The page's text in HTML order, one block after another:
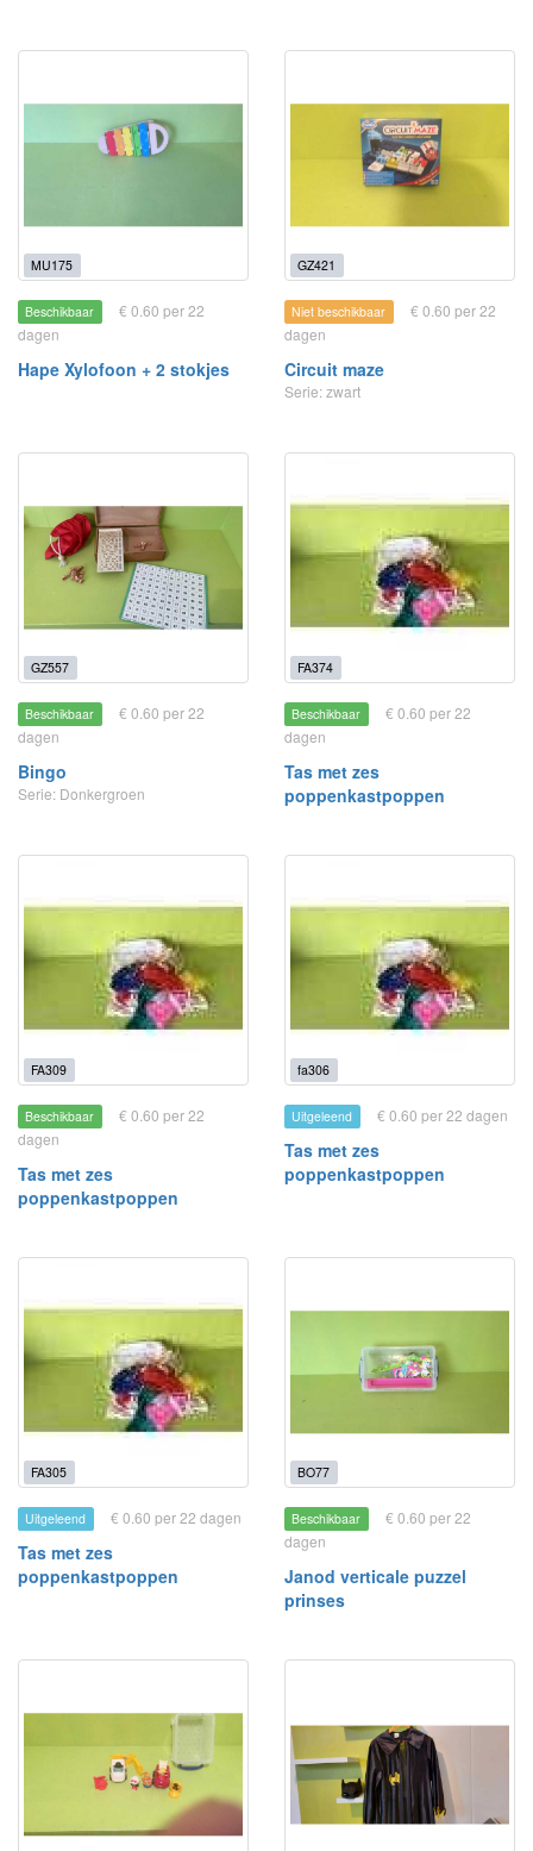
MU175
Beschikbaar
€ 0.60 per 22
dagen
Hape Xylofoon + 2 stokjes
GZ421
Niet beschikbaar
€ 0.60 per 22
dagen
Circuit maze
Serie: zwart
GZ557
Beschikbaar
€ 0.60 per 22
dagen
Bingo
Serie: Donkergroen
FA374
Beschikbaar
€ 0.60 per 22
dagen
Tas met zes
poppenkastpoppen
FA309
Beschikbaar
€ 0.60 per 22
dagen
Tas met zes
poppenkastpoppen
fa306
Uitgeleend € 0.60 per 22 dagen
Tas met zes
poppenkastpoppen
FA305
Uitgeleend € 0.60 per 22 dagen
Tas met zes
poppenkastpoppen
BO77
Beschikbaar
€ 0.60 per 22
dagen
Janod verticale puzzel
prinses